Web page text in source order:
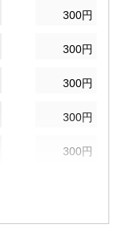
300円
300円
300円
300円
300円